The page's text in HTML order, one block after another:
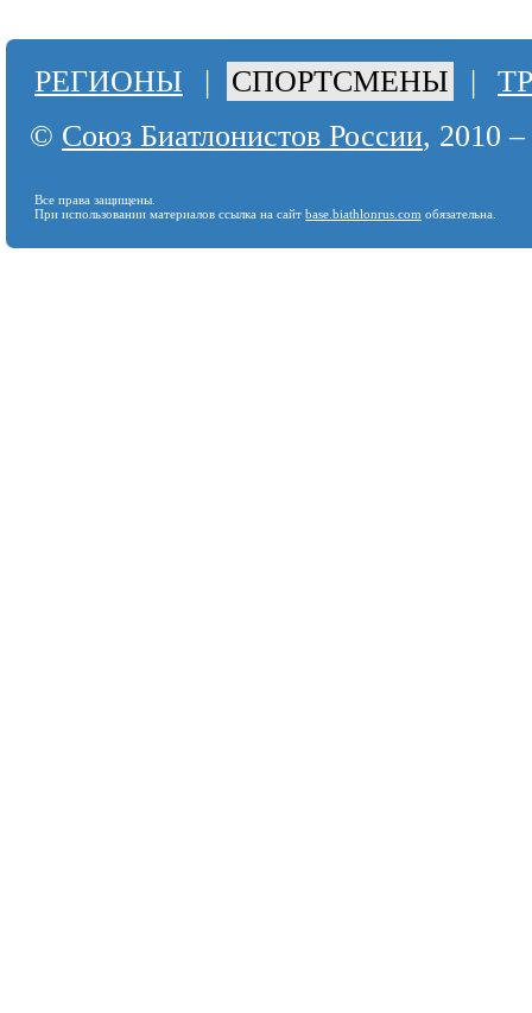
РЕГИОНЫ | СПОРТСМЕНЫ |
© Союз Биатлонистов России, 2010
Все права защищены.
При использовании материалов ссылка на сайт base.biathlonrus.com обязательна.